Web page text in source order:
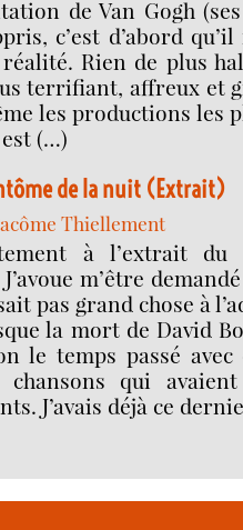
de Van Gogh
c’est d’abord
Rien de plus
terrifiant, affreux et
les productions les
(…)
de la nuit (Extrait)
Thiellement
à l’extrait du
J’avoue m’être
pas grand chose à
la mort de David
le temps passé avec
qui avaient
J’avais déjà ce